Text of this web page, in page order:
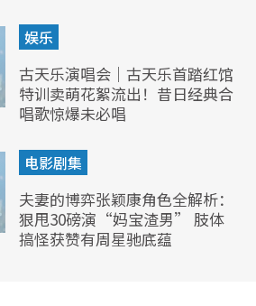
娱乐
古天乐演唱会｜古天乐首踏红馆
特训卖萌花絮流出！昔日经典合
唱歌惊爆未必唱
电影剧集
夫妻的博弈张颖康角色全解析：
狠甩30磅演“妈宝渣男” 肢体
搞怪获赞有周星驰底蕴